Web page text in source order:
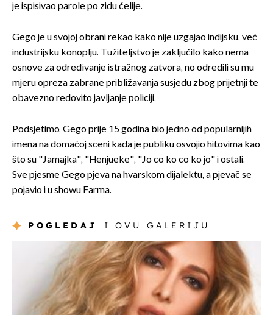
je ispisivao parole po zidu ćelije.
Gego je u svojoj obrani rekao kako nije uzgajao indijsku, već
industrijsku konoplju. Tužiteljstvo je zaključilo kako nema
osnove za određivanje istražnog zatvora, no odredili su mu
mjeru opreza zabrane približavanja susjedu zbog prijetnji te
obavezno redovito javljanje policiji.
Podsjetimo, Gego prije 15 godina bio jedno od popularnijih
imena na domaćoj sceni kada je publiku osvojio hitovima kao
što su "Jamajka", "Henjueke", "Jo co ko co ko jo" i ostali.
Sve pjesme Gego pjeva na hvarskom dijalektu, a pjevač se
pojavio i u showu Farma.
POGLEDAJ I OVU GALERIJU